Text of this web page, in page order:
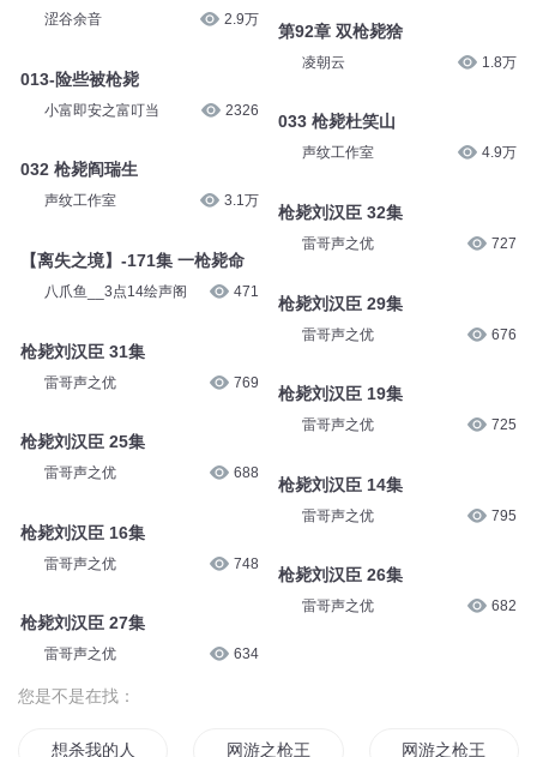
涩谷余音 2.9万
013-险些被枪毙
小富即安之富叮当 2326
032 枪毙阎瑞生
声纹工作室 3.1万
【离失之境】-171集 一枪毙命
八爪鱼__3点14绘声阁 471
枪毙刘汉臣 31集
雷哥声之优 769
枪毙刘汉臣 25集
雷哥声之优 688
枪毙刘汉臣 16集
雷哥声之优 748
枪毙刘汉臣 27集
雷哥声之优 634
第92章 双枪毙猞
凌朝云 1.8万
033 枪毙杜笑山
声纹工作室 4.9万
枪毙刘汉臣 32集
雷哥声之优 727
枪毙刘汉臣 29集
雷哥声之优 676
枪毙刘汉臣 19集
雷哥声之优 725
枪毙刘汉臣 14集
雷哥声之优 795
枪毙刘汉臣 26集
雷哥声之优 682
您是不是在找：
想杀我的人都会暴毙 网游之枪王之争 网游之枪王传说